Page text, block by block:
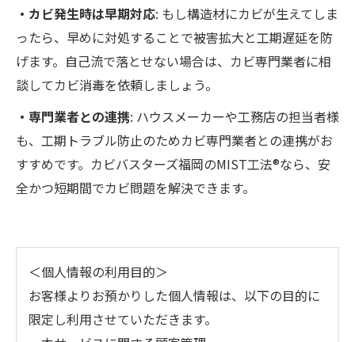
・カビ発生時は早期対応: もし構造材にカビが生えてしま
ったら、早めに対処することで被害拡大と工期遅延を防
げます。自己流で落とせない場合は、カビ専門業者に相
談してカビ消毒を依頼しましょう。
・専門業者との連携: ハウスメーカーや工務店の担当者様
も、工期トラブル防止のためカビ専門業者との連携がお
すすめです。カビバスターズ福岡のMIST工法®なら、安
全かつ短期間でカビ問題を解決できます。
＜個人情報の利用目的＞
お客様よりお預かりした個人情報は、以下の目的に
限定し利用させていただきます。